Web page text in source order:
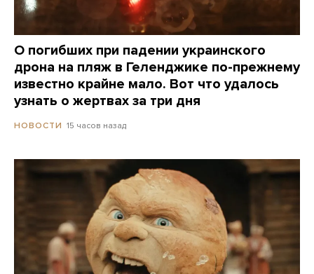
О погибших при падении украинского
дрона на пляж в Геленджике по-прежнему
известно крайне мало. Вот что удалось
узнать о жертвах за три дня
НОВОСТИ 15 часов назад